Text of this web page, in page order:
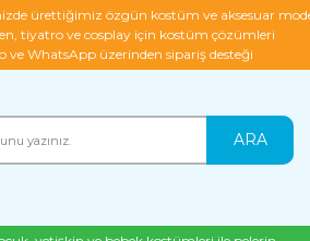
ürettiğimiz özgün kostüm ve aksesuar
tiyatro ve cosplay için kostüm çözümleri
ve WhatsApp üzerinden sipariş desteği
ARA